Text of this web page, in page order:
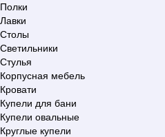
Полки
Лавки
Столы
Светильники
Стулья
Корпусная мебель
Кровати
Купели для бани
Купели овальные
Круглые купели